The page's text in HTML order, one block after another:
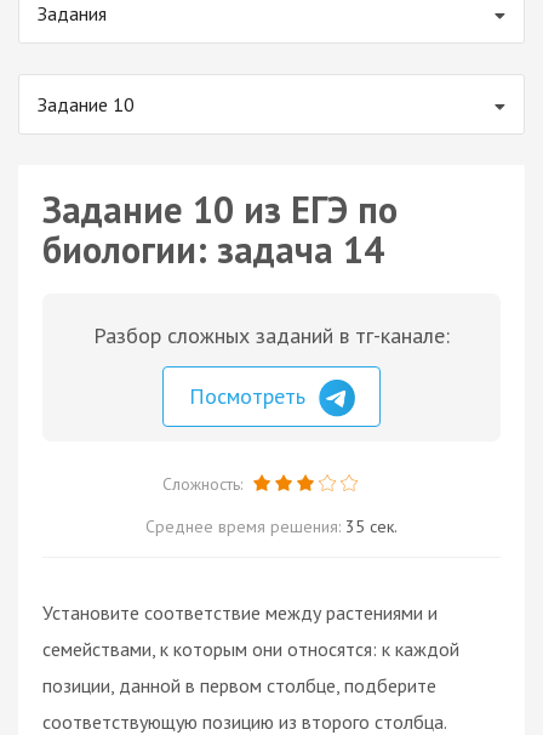
Задания
Задание 10
Задание 10 из ЕГЭ по
биологии: задача 14
Разбор сложных заданий в тг-канале:
Посмотреть
Сложность:
Среднее время решения: 35 сек.
Установите соответствие между растениями и
семействами, к которым они относятся: к каждой
позиции, данной в первом столбце, подберите
соответствующую позицию из второго столбца.